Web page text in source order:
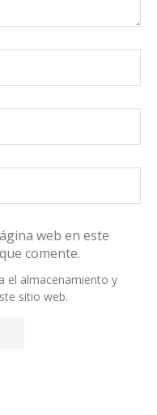
web en este
comente.
el almacenamiento y
sitio web.